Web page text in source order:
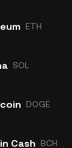
ETH
SOL
DOGE
Cash BCH